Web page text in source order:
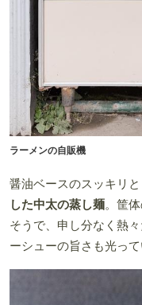
ラーメンの自販機
醤油ベースのスッキリと
した中太の蒸し麺。筐
そうで、申し分なく熱
ーシューの旨さも光って